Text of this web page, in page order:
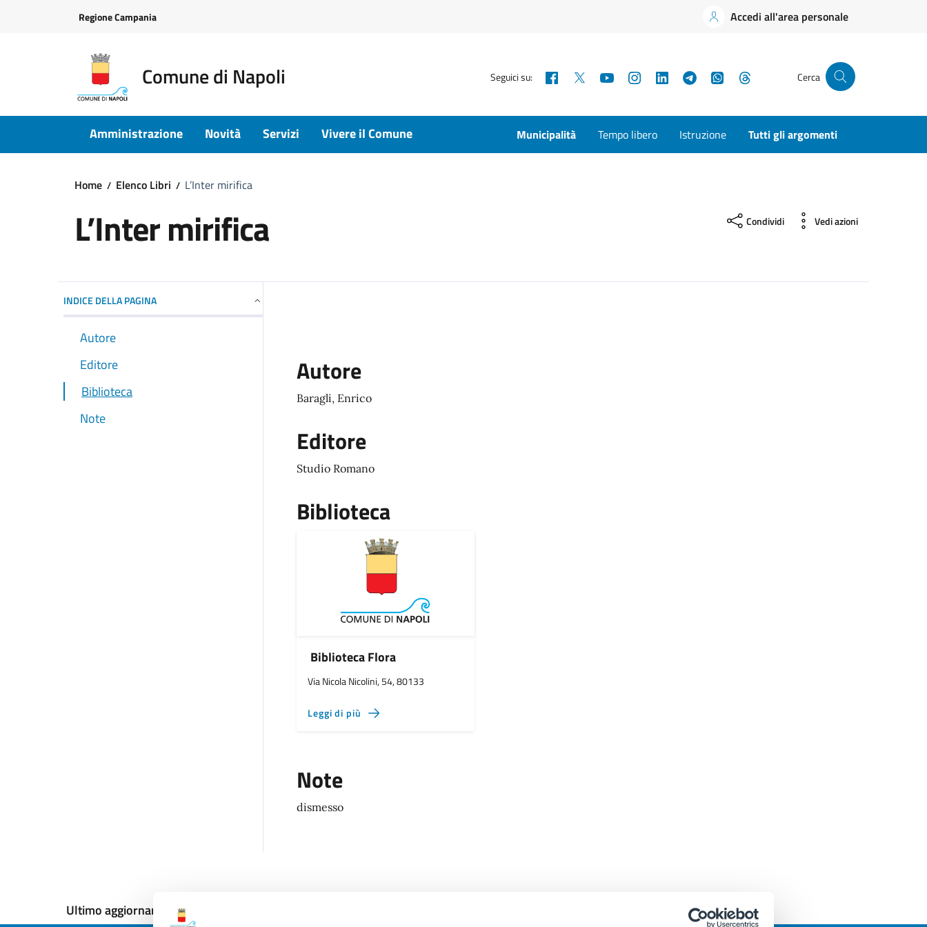
Regione Campania Accedi all'area personale
Comune di Napoli Seguici su: Facebook YouTubeInstagramLinkedInTelegramWhatsApp Cerca
Amministrazione Novità Servizi Vivere il Comune Municipalità Tempo libero Istruzione Tutti gli argomenti
Home Elenco Libri L’Inter mirifica
L’Inter mirifica Condividi Vedi azioni
INDICE DELLA PAGINA
Autore
Editore
Biblioteca
Note
Autore
Baragli, Enrico
Editore
Studio Romano
Biblioteca
Biblioteca Flora
Via Nicola Nicolini, 54, 80133
Leggi di più
Note
dismesso
Ultimo aggiornamento: